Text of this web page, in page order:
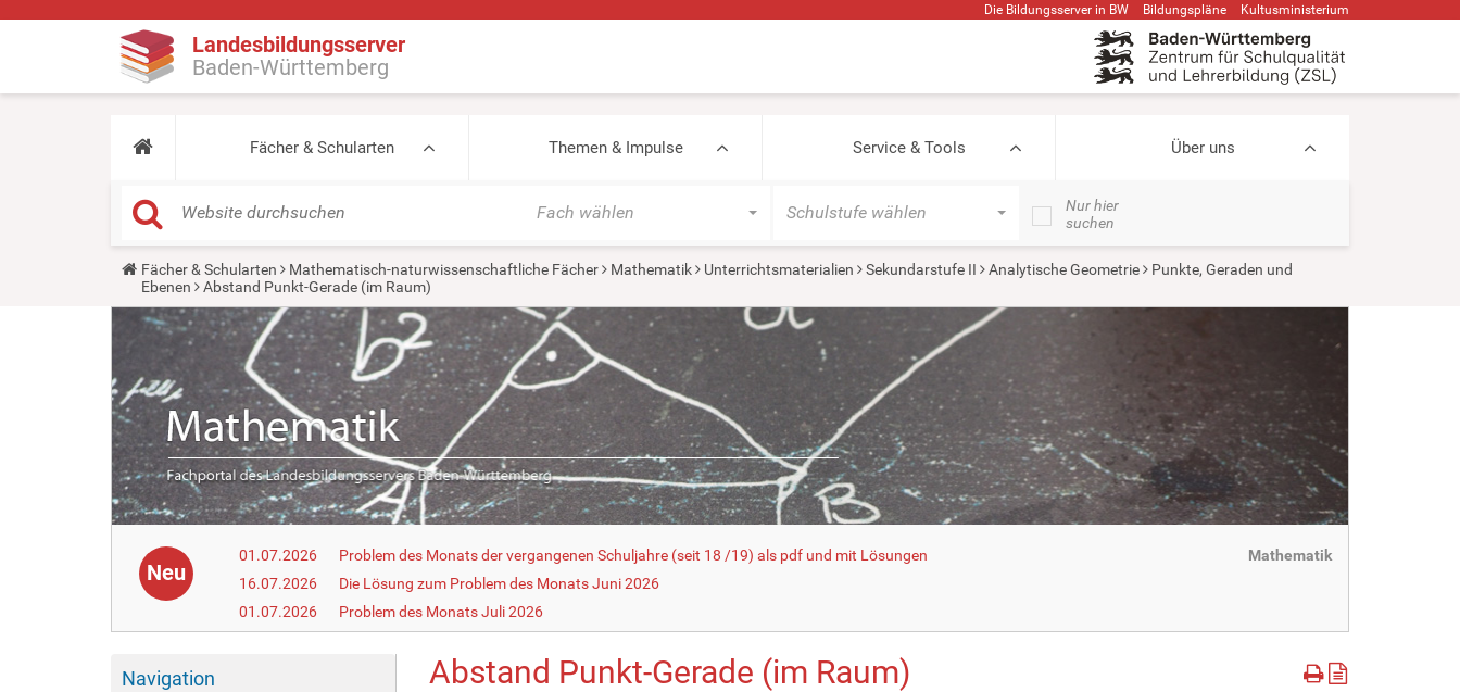
Die Bildungsserver in BW Bildungspläne Kultusministerium
Landesbildungsserver
Baden-Württemberg
Fächer & Schularten Themen & Impulse Service & Tools Über uns
Fach wählen Schulstufe wählen
Nur hier
suchen
Y
u
e
r
e
:
Fächer & Schularten Mathematisch-naturwissenschaftliche Fächer Mathematik Unterrichtsmaterialien Sekundarstufe II Analytische Geometrie
Punkte, Geraden und
Ebenen
Abstand Punkt-Gerade (im Raum)
Neu
01.07.2026
Problem des Monats der vergangenen Schuljahre (seit 18 /19) als pdf und mit Lösungen
16.07.2026
Die Lösung zum Problem des Monats Juni 2026
01.07.2026
Problem des Monats Juli 2026
Mathematik
Navigation Abstand Punkt-Gerade (im Raum)